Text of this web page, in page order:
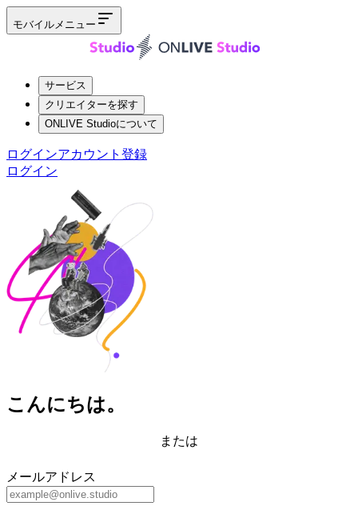
モバイルメニュー
サービス
クリエイターを探す
ONLIVE Studioについて
ログインアカウント登録
ログイン
こんにちは。
または
メールアドレス